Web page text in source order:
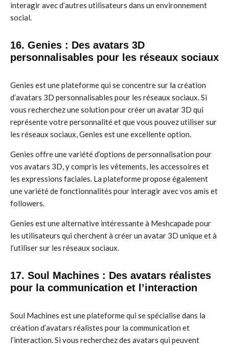
interagir avec d’autres utilisateurs dans un environnement
social.
16. Genies : Des avatars 3D
personnalisables pour les réseaux sociaux
Genies est une plateforme qui se concentre sur la création
d’avatars 3D personnalisables pour les réseaux sociaux. Si
vous recherchez une solution pour créer un avatar 3D qui
représente votre personnalité et que vous pouvez utiliser sur
les réseaux sociaux, Genies est une excellente option.
Genies offre une variété d’options de personnalisation pour
vos avatars 3D, y compris les vêtements, les accessoires et
les expressions faciales. La plateforme propose également
une variété de fonctionnalités pour interagir avec vos amis et
followers.
Genies est une alternative intéressante à Meshcapade pour
les utilisateurs qui cherchent à créer un avatar 3D unique et à
l’utiliser sur les réseaux sociaux.
17. Soul Machines : Des avatars réalistes
pour la communication et l’interaction
Soul Machines est une plateforme qui se spécialise dans la
création d’avatars réalistes pour la communication et
l’interaction. Si vous recherchez des avatars qui peuvent